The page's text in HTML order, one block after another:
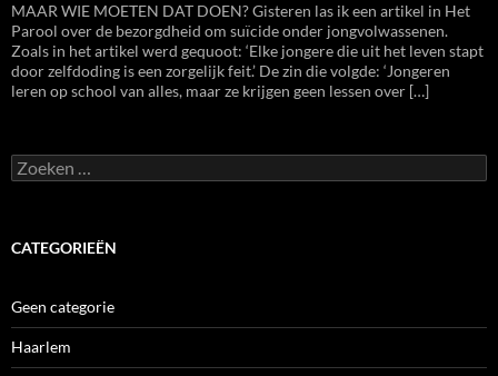
MAAR WIE MOETEN DAT DOEN? Gisteren las ik een artikel in Het
Parool over de bezorgdheid om suïcide onder jongvolwassenen.
Zoals in het artikel werd gequoot: ‘Elke jongere die uit het leven stapt
door zelfdoding is een zorgelijk feit.’ De zin die volgde: ‘Jongeren
leren op school van alles, maar ze krijgen geen lessen over […]
Zoeken
naar:
CATEGORIEËN
Geen categorie
Haarlem